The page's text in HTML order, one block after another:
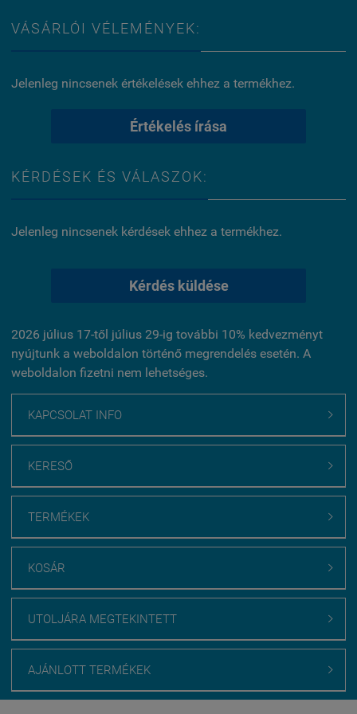
VÁSÁRLÓI VÉLEMÉNYEK:
Jelenleg nincsenek értékelések ehhez a termékhez.
Értékelés írása
KÉRDÉSEK ÉS VÁLASZOK:
Jelenleg nincsenek kérdések ehhez a termékhez.
Kérdés küldése
2026 július 17-től július 29-ig további 10% kedvezményt
nyújtunk a weboldalon történő megrendelés esetén. A
weboldalon fizetni nem lehetséges.
KAPCSOLAT INFO 
KERESŐ 
TERMÉKEK 
KOSÁR 
UTOLJÁRA MEGTEKINTETT 
AJÁNLOTT TERMÉKEK 